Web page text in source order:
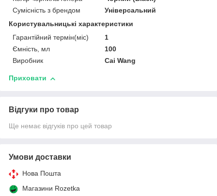
Сумісність з брендом
Універсальний
Користувальницькі характеристики
Гарантійний термін(міс)
1
Ємність, мл
100
Виробник
Cai Wang
Приховати
Відгуки про товар
Ще немає відгуків про цей товар
Умови доставки
Нова Пошта
Магазини Rozetka